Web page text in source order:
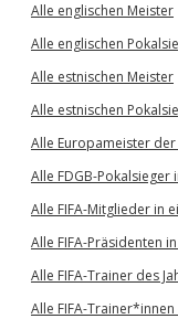
Alle englischen Meister
Alle englischen
Alle estnischen Meister
Alle estnischen
Alle Europameister der
Alle FDGB-Pokalsieger
Alle FIFA-Mitglieder in
Alle FIFA-Präsidenten
Alle FIFA-Trainer des
Alle FIFA-